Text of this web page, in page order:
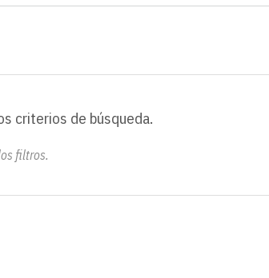
criterios de búsqueda.
filtros.